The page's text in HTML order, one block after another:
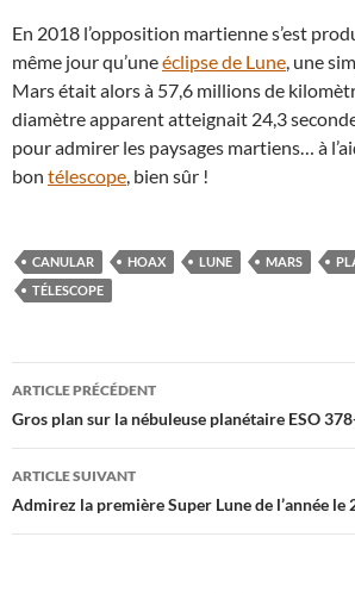
En 2018 l’opposition martienne s’est
même jour qu’uneéclipse de Lune, une
Mars était alors à 57,6 millions de
diamètre apparent atteignait 24,3
pour admirer les paysages martiens… à
bon télescope, bien sûr !
CANULAR HOAX LUNE MARS
TÉLESCOPE
Navigation
des
articles
ARTICLE PRÉCÉDENT
Gros plan sur la nébuleuse planétaire ESO
ARTICLE SUIVANT
Admirez la première Super Lune de l’année le